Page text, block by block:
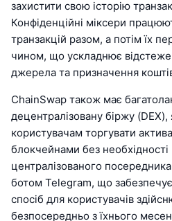
захистити свою історію
Конфіденційні міксери
транзакцій разом, а потім їх
чином, що ускладнює
джерела та призначення
ChainSwap також має
децентралізовану біржу (DEX),
користувачам торгувати
блокчейнами без
централізованого
ботом Telegram, що
спосіб для користувачів
безпосередньо з їхнього